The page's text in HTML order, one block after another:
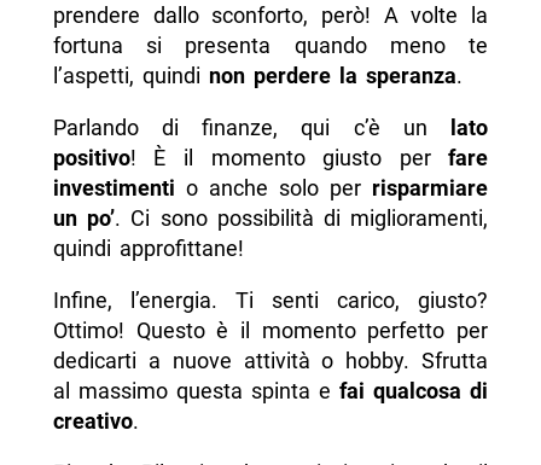
prendere dallo sconforto, però! A volte la
fortuna si presenta quando meno te
l’aspetti, quindi non perdere la speranza.
Parlando di finanze, qui c’è un
lato
positivo! È il momento giusto perfare
investimenti o anche solo per risparmiare
un po’. Ci sono possibilità di miglioramenti,
quindi approfittane!
Infine, l’energia. Ti senti carico, giusto?
Ottimo! Questo è il momento perfetto per
dedicarti a nuove attività o hobby. Sfrutta
al massimo questa spinta efai qualcosa di
creativo.